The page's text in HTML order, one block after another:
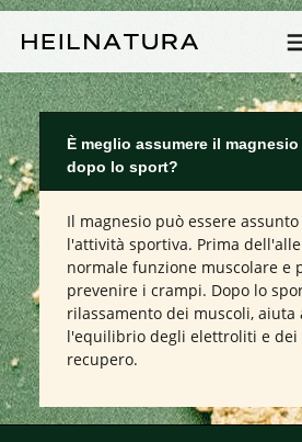
È meglio assumere il magnesio
dopo lo sport?
Il magnesio può essere
l'attività sportiva. Prima
normale funzione muscolare e
prevenire i crampi. Dopo lo
rilassamento dei muscoli,
l'equilibrio degli elettroliti e dei
recupero.